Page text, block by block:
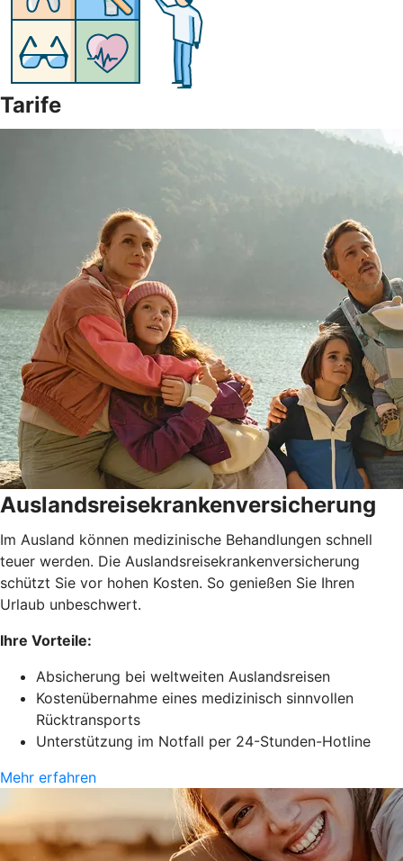
Tarife
Auslandsreisekrankenversicherung
Im Ausland können medizinische Behandlungen schnell
teuer werden. Die Auslandsreisekrankenversicherung
schützt Sie vor hohen Kosten. So genießen Sie Ihren
Urlaub unbeschwert.
Ihre Vorteile:
Absicherung bei weltweiten Auslandsreisen
Kostenübernahme eines medizinisch sinnvollen
Rücktransports
Unterstützung im Notfall per 24-Stunden-Hotline
Mehr erfahren